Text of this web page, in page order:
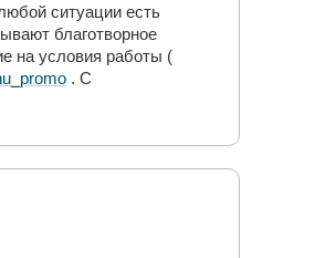
ситуации есть
благотворное
на условия работы (
. С